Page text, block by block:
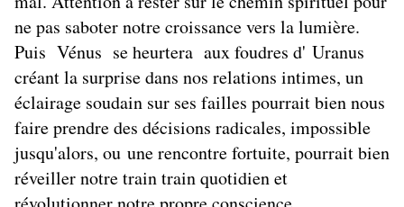
ne pas saboter notre croissance vers la lumière.
Puis Vénus se heurtera aux foudres d' Uranus
créant la surprise dans nos relations intimes, un
éclairage soudain sur ses failles pourrait bien nous
faire prendre des décisions radicales, impossible
jusqu'alors, ou une rencontre fortuite, pourrait bien
réveiller notre train train quotidien et